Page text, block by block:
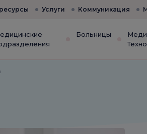
Услуги Коммуникация
Больницы